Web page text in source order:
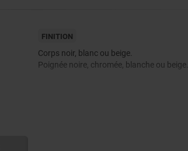
FINITION
Corps noir, blanc ou beige.
Poignée noire, chromée, blanche ou beige.